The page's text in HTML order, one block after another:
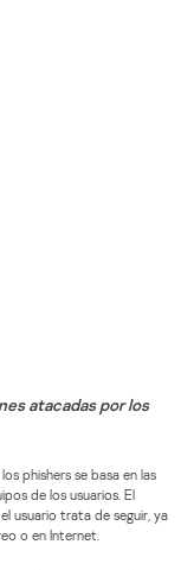
atacadas por los
phishers se basa en las
de los usuarios. El
usuario trata de seguir, ya
o en Internet.